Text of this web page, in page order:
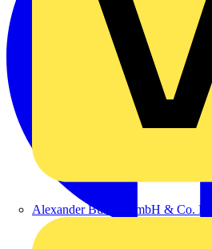
Alexander Bürkle GmbH & Co. KG